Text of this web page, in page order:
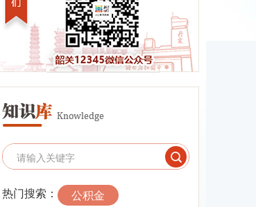
热门搜索： 公积金